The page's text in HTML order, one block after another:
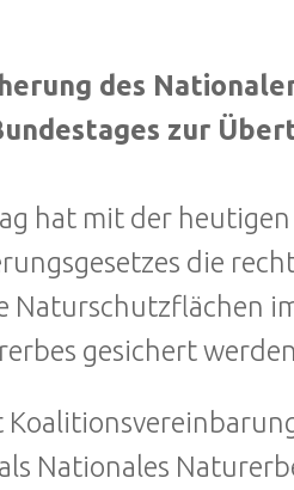
des
zur
hat mit der
die
Naturschutzflächen
gesichert
Nationales